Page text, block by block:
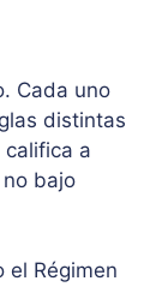
Cada uno
distintas
califica a
bajo
el Régimen